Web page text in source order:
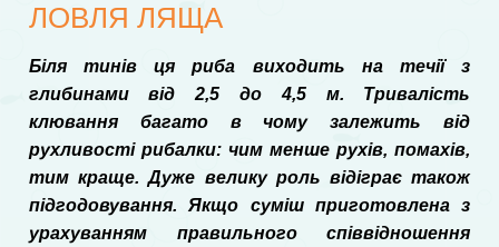
ЛОВЛЯ ЛЯЩА
Біля тинів ця риба виходить на течії з
глибинами від 2,5 до 4,5 м. Тривалість
клювання багато в чому залежить від
рухливості рибалки: чим менше рухів, помахів,
тим краще. Дуже велику роль відіграє також
підгодовування. Якщо суміш приготовлена з
урахуванням правильного співвідношення